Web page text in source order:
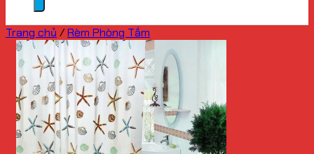
Trang chủ /Rèm Phòng Tắm